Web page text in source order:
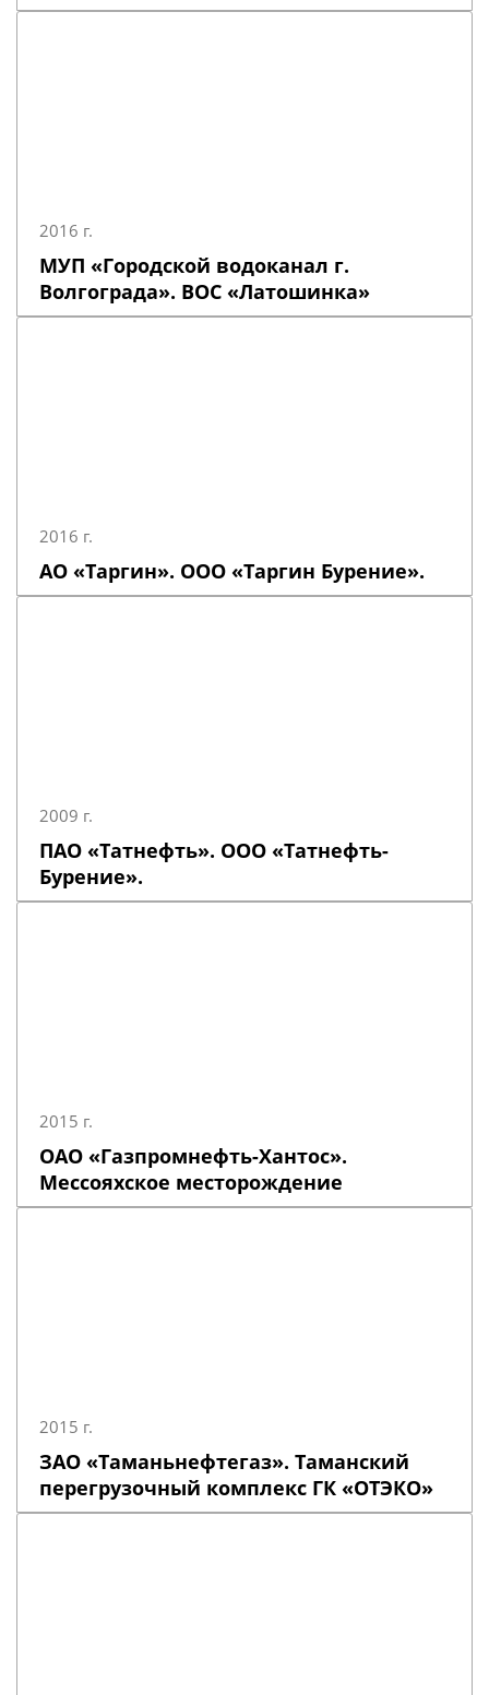
2016 г.
МУП «Городской водоканал г.
Волгограда». ВОС «Латошинка»
2016 г.
АО «Таргин». ООО «Таргин Бурение».
2009 г.
ПАО «Татнефть». ООО «Татнефть-
Бурение».
2015 г.
ОАО «Газпромнефть-Хантос».
Мессояхское месторождение
2015 г.
ЗАО «Таманьнефтегаз». Таманский
перегрузочный комплекс ГК «ОТЭКО»